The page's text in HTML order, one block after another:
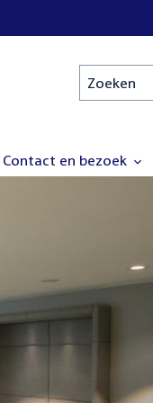
Zoeken
Contact en bezoek